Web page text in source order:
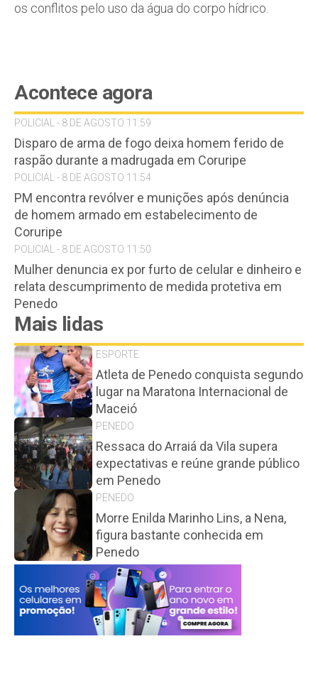
os conflitos pelo uso da água do corpo hídrico.
Acontece agora
POLICIAL - 8 DE AGOSTO 11:59
Disparo de arma de fogo deixa homem ferido de
raspão durante a madrugada em Coruripe
POLICIAL - 8 DE AGOSTO 11:54
PM encontra revólver e munições após denúncia
de homem armado em estabelecimento de
Coruripe
POLICIAL - 8 DE AGOSTO 11:50
Mulher denuncia ex por furto de celular e dinheiro e
relata descumprimento de medida protetiva em
Penedo
Mais lidas
ESPORTE
Atleta de Penedo conquista segundo
lugar na Maratona Internacional de
Maceió
PENEDO
Ressaca do Arraiá da Vila supera
expectativas e reúne grande público
em Penedo
PENEDO
Morre Enilda Marinho Lins, a Nena,
figura bastante conhecida em
Penedo